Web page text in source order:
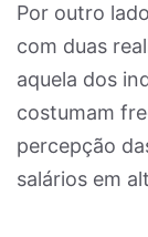
Por outro
com duas
aquela dos
costumam
percepção
salários em